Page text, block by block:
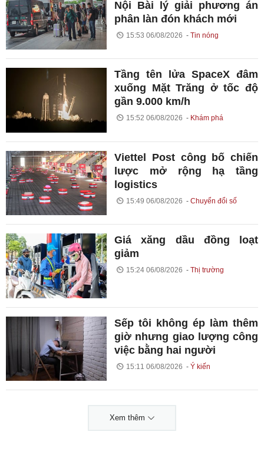
Nội Bài lý giải phương án
phân làn đón khách mới
15:53 06/08/2026 Tin nóng
Tầng tên lửa SpaceX đâm
xuống Mặt Trăng ở tốc độ
gần 9.000 km/h
15:52 06/08/2026 Khám phá
Viettel Post công bố chiến
lược mở rộng hạ tầng
logistics
15:49 06/08/2026 Chuyển đổi số
Giá xăng dầu đồng loạt
giảm
15:24 06/08/2026 Thị trường
Sếp tôi không ép làm thêm
giờ nhưng giao lượng công
việc bằng hai người
15:11 06/08/2026 Ý kiến
Xem thêm